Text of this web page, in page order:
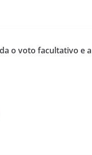
o voto facultativo e